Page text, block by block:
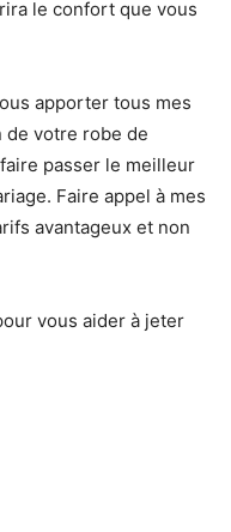
le confort que vous
apporter tous mes
de votre robe de
passer le meilleur
Faire appel à mes
avantageux et non
vous aider à jeter